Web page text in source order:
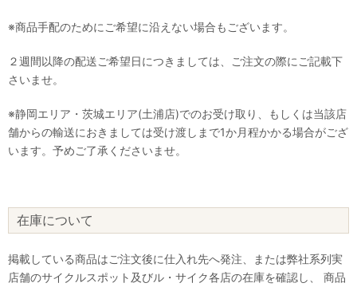
※商品手配のためにご希望に沿えない場合もございます。
２週間以降の配送ご希望日につきましては、ご注文の際にご記載下
さいませ。
※静岡エリア・茨城エリア(土浦店)でのお受け取り、もしくは当該店
舗からの輸送におきましては受け渡しまで1か月程かかる場合がござ
います。予めご了承くださいませ。
在庫について
掲載している商品はご注文後に仕入れ先へ発注、または弊社系列実
店舗のサイクルスポット及びル・サイク各店の在庫を確認し、 商品